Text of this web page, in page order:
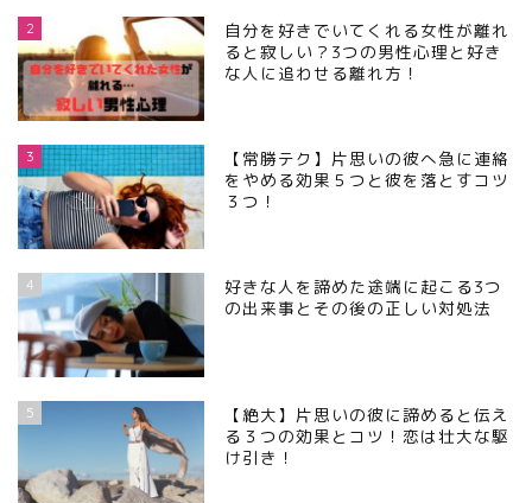
2
自分を好きでいてくれる女性が離れ
ると寂しい？3つの男性心理と好き
な人に追わせる離れ方！
3
【常勝テク】片思いの彼へ急に連絡
をやめる効果５つと彼を落とすコツ
３つ！
4
好きな人を諦めた途端に起こる3つ
の出来事とその後の正しい対処法
5
【絶大】片思いの彼に諦めると伝え
る３つの効果とコツ！恋は壮大な駆
け引き！